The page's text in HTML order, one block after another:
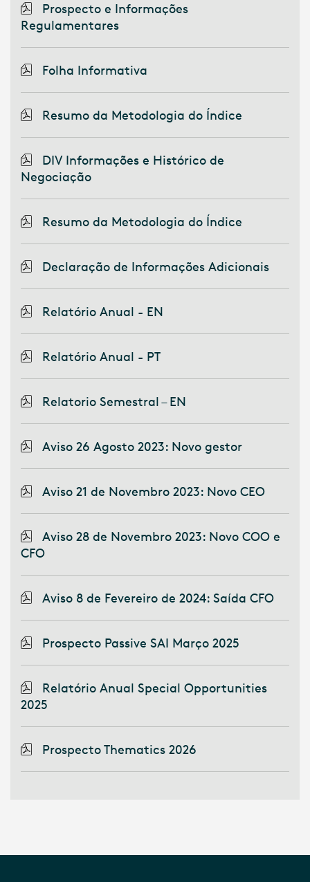
Prospecto e Informações
Regulamentares
Folha Informativa
Resumo da Metodologia do Índice
DIV Informações e Histórico de
Negociação
Resumo da Metodologia do Índice
Declaração de Informações Adicionais
Relatório Anual - EN
Relatório Anual - PT
Relatorio Semestral – EN
Aviso 26 Agosto 2023: Novo gestor
Aviso 21 de Novembro 2023: Novo CEO
Aviso 28 de Novembro 2023: Novo COO e
CFO
Aviso 8 de Fevereiro de 2024: Saída CFO
Prospecto Passive SAI Março 2025
Relatório Anual Special Opportunities
2025
Prospecto Thematics 2026